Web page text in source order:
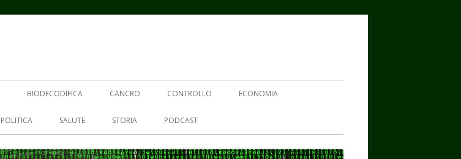
BIODECODIFICA CANCRO CONTROLLO ECONOMIA
POLITICA SALUTE STORIA PODCAST